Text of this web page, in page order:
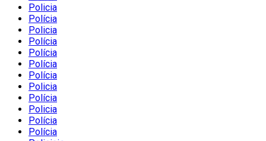
Policia
Polícia
Policia
Polícia
Polícia
Polícia
Polícia
Policia
Polícia
Policia
Polícia
Polícia